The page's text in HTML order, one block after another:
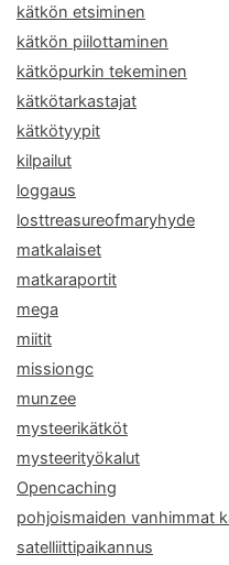
kätkön etsiminen
kätkön piilottaminen
kätköpurkin tekeminen
kätkötarkastajat
kätkötyypit
kilpailut
loggaus
losttreasureofmaryhyde
matkalaiset
matkaraportit
mega
miitit
missiongc
munzee
mysteerikätköt
mysteerityökalut
Opencaching
pohjoismaiden vanhimmat
satelliittipaikannus